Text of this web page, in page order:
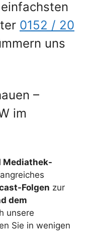
0152 / 20
uns
–
im
Mediathek-
Folgen zur
dem
unsere
Sie in wenigen